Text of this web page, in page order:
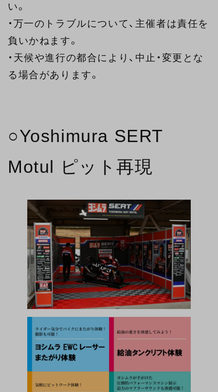
い。
・万一のトラブルについて、主催者は責任を
負いかねます。
・天候や進行の都合により、中止・変更とな
る場合があります。
○Yoshimura SERT
Motul ピット再現